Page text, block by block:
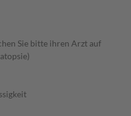
Sie bitte ihren Arzt auf